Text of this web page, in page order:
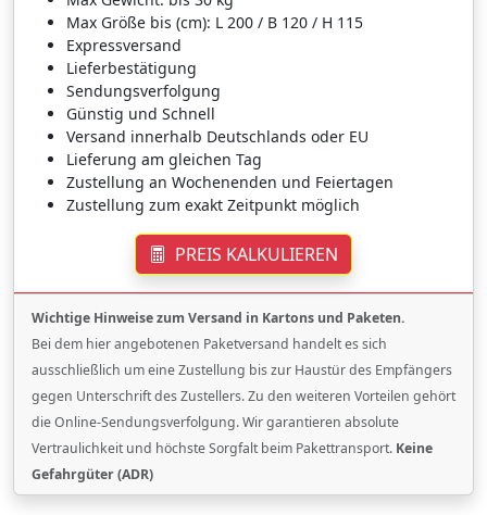
Max Größe bis (cm): L 200 / B 120 / H 115
Expressversand
Lieferbestätigung
Sendungsverfolgung
Günstig und Schnell
Versand innerhalb Deutschlands oder EU
Lieferung am gleichen Tag
Zustellung an Wochenenden und Feiertagen
Zustellung zum exakt Zeitpunkt möglich
PREIS KALKULIEREN
Wichtige Hinweise zum Versand in Kartons und Paketen.
Bei dem hier angebotenen Paketversand handelt es sich
ausschließlich um eine Zustellung bis zur Haustür des Empfängers
gegen Unterschrift des Zustellers. Zu den weiteren Vorteilen gehört
die Online-Sendungsverfolgung. Wir garantieren absolute
Vertraulichkeit und höchste Sorgfalt beim Pakettransport. Keine
Gefahrgüter (ADR)